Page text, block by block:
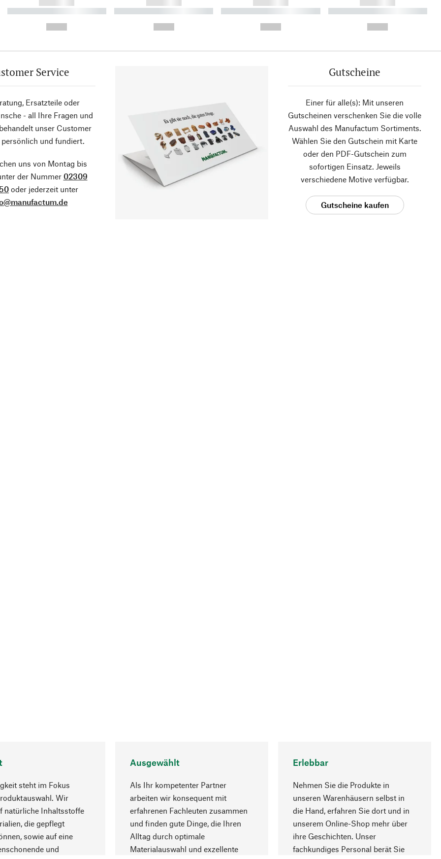
------------
----------- ----------- ----------
------------
----------- ----------- ----------
------------
----------- ----------- ----------
------------
----------- ----------- ----------
Service
Ersatzteile oder
- all Ihre Fragen und
unser Customer
und fundiert.
uns von Montag bis
der Nummer 02309
oder jederzeit unter
Gutscheine
Einer für alle(s): Mit unseren
Gutscheinen verschenken Sie die volle
Auswahl des Manufactum Sortiments.
Wählen Sie den Gutschein mit Karte
oder den PDF-Gutschein zum
sofortigen Einsatz. Jeweils
verschiedene Motive verfügbar.
Gutscheine kaufen
steht im Fokus
Wir
natürliche Inhaltsstoffe
die gepflegt
sowie auf eine
und
Ausgewählt
Als Ihr kompetenter Partner
arbeiten wir konsequent mit
erfahrenen Fachleuten zusammen
und finden gute Dinge, die Ihren
Alltag durch optimale
Materialauswahl und exzellente
Erlebbar
Nehmen Sie die Produkte in
unseren Warenhäusern selbst in
die Hand, erfahren Sie dort und in
unserem Online-Shop mehr über
ihre Geschichten. Unser
fachkundiges Personal berät Sie